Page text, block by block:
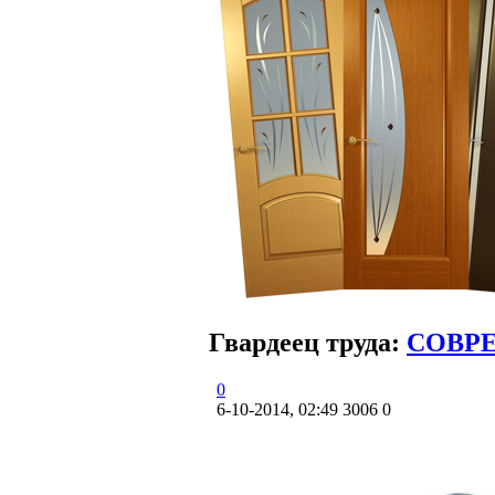
Гвардеец труда:
0
6-10-2014, 02:49 3006 0